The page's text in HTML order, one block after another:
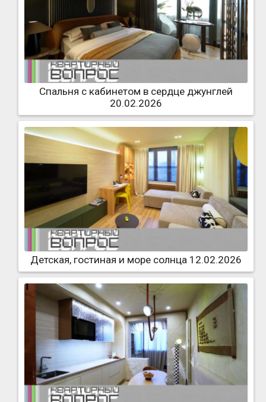
Спальня с кабинетом в сердце джунглей
20.02.2026
Детская, гостиная и море солнца 12.02.2026